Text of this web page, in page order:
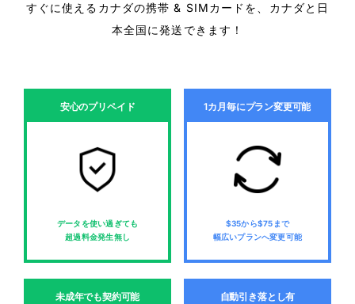
すぐに使えるカナダの携帯 & SIMカードを、カナダと日
本全国に発送できます！
安心のプリペイド
データを使い過ぎても
超過料金発生無し
1カ月毎にプラン変更可能
$35から$75まで
幅広いプランへ変更可能
未成年でも契約可能 自動引き落とし有